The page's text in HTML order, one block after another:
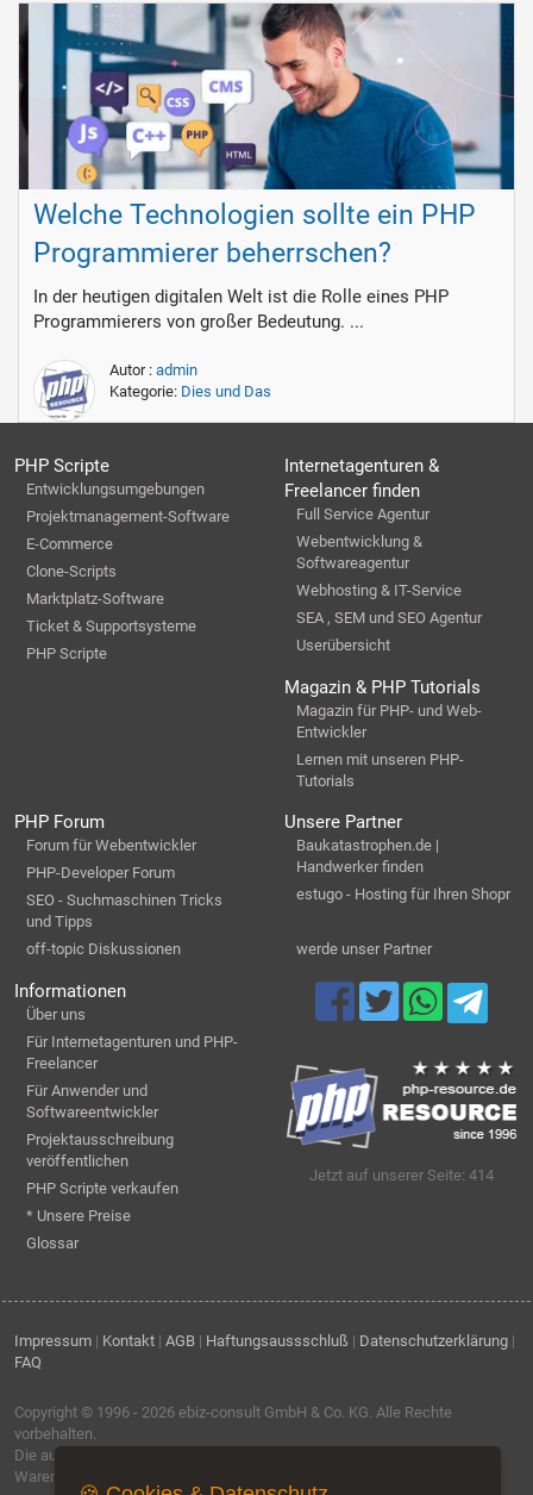
Welche Technologien sollte ein PHP
Programmierer beherrschen?
In der heutigen digitalen Welt ist die Rolle eines PHP
Programmierers von großer Bedeutung. ...
Autor : admin
Kategorie: Dies und Das
PHP Scripte
Entwicklungsumgebungen
Projektmanagement-Software
E-Commerce
Clone-Scripts
Marktplatz-Software
Ticket & Supportsysteme
PHP Scripte
Internetagenturen &
Freelancer finden
Full Service Agentur
Webentwicklung &
Softwareagentur
Webhosting & IT-Service
SEA , SEM und SEO Agentur
Userübersicht
Magazin & PHP Tutorials
Magazin für PHP- und Web-
Entwickler
Lernen mit unseren PHP-
Tutorials
PHP Forum
Forum für Webentwickler
PHP-Developer Forum
SEO - Suchmaschinen Tricks
und Tipps
off-topic Diskussionen
Unsere Partner
Baukatastrophen.de |
Handwerker finden
estugo - Hosting für Ihren Shopr
werde unser Partner
Informationen
Über uns
Für Internetagenturen und PHP-
Freelancer
Für Anwender und
Softwareentwickler
Projektausschreibung
veröffentlichen
PHP Scripte verkaufen
* Unsere Preise
Glossar
Jetzt auf unserer Seite: 414
Impressum | Kontakt | AGB | Haftungsaussschluß | Datenschutzerklärung |
FAQ
Copyright © 1996 - 2026 ebiz-consult GmbH & Co. KG. Alle Rechte
vorbehalten.
Die auf dieser Seite verwendeten Produktbezeichnungen, Namen und
Warenzeichen sind Eigentum der jeweiligen Firmen.